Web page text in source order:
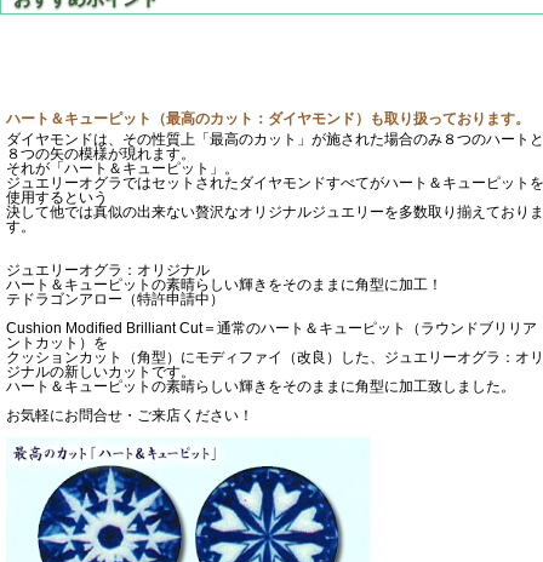
ハート＆キューピット（最高のカット：ダイヤモンド）も取り扱っております。
ダイヤモンドは、その性質上「最高のカット」が施された場合のみ８つのハートと
８つの矢の模様が現れます。
それが「ハート＆キューピット」。
ジュエリーオグラではセットされたダイヤモンドすべてがハート＆キューピットを
使用するという
決して他では真似の出来ない贅沢なオリジナルジュエリーを多数取り揃えておりま
す。
ジュエリーオグラ：オリジナル
ハート＆キューピットの素晴らしい輝きをそのままに角型に加工！
テドラゴンアロー（特許申請中）
Cushion Modified Brilliant Cut＝通常のハート＆キューピット（ラウンドブリリア
ントカット）を
クッションカット（角型）にモディファイ（改良）した、ジュエリーオグラ：オリ
ジナルの新しいカットです。
ハート＆キューピットの素晴らしい輝きをそのままに角型に加工致しました。
お気軽にお問合せ・ご来店ください！